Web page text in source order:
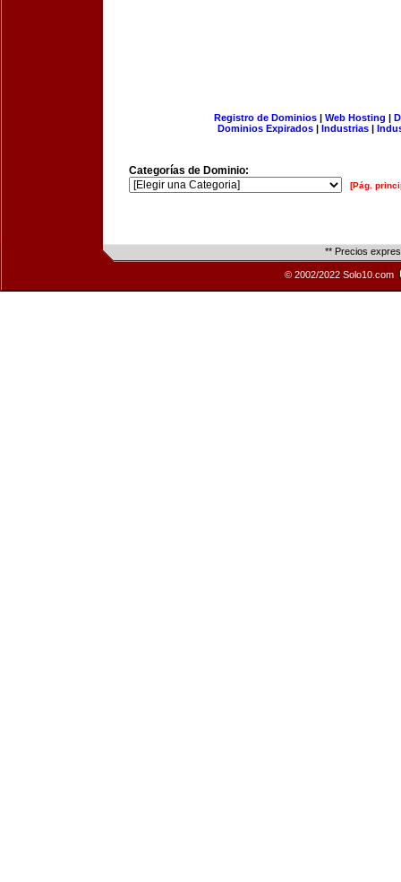
Registro de Dominios| Web Hosting |
Dominios Expirados | Industrias |
Categorías de Dominio:
[Pág.
** Precios
© 2002/2022 Solo10.com